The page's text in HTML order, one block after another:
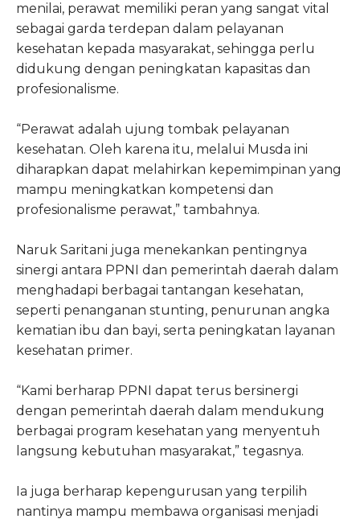
menilai, perawat memiliki peran yang sangat vital
sebagai garda terdepan dalam pelayanan
kesehatan kepada masyarakat, sehingga perlu
didukung dengan peningkatan kapasitas dan
profesionalisme.
“Perawat adalah ujung tombak pelayanan
kesehatan. Oleh karena itu, melalui Musda ini
diharapkan dapat melahirkan kepemimpinan yang
mampu meningkatkan kompetensi dan
profesionalisme perawat,” tambahnya.
Naruk Saritani juga menekankan pentingnya
sinergi antara PPNI dan pemerintah daerah dalam
menghadapi berbagai tantangan kesehatan,
seperti penanganan stunting, penurunan angka
kematian ibu dan bayi, serta peningkatan layanan
kesehatan primer.
“Kami berharap PPNI dapat terus bersinergi
dengan pemerintah daerah dalam mendukung
berbagai program kesehatan yang menyentuh
langsung kebutuhan masyarakat,” tegasnya.
Ia juga berharap kepengurusan yang terpilih
nantinya mampu membawa organisasi menjadi